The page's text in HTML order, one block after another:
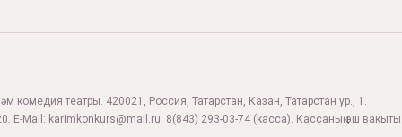
комедия театры. 420021, Россия, Татарстан, Казан, Татарстан ур., 1.
E-Mail: karimkonkurs@mail.ru. 8(843) 293-03-74 (касса). Кассаның эш